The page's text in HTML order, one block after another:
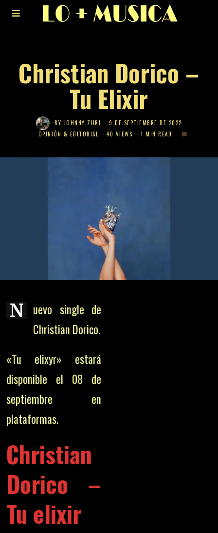
Christian Dorico –
Tu Elixir
BY JOHNNY ZURI
9 DE SEPTIEMBRE DE 2022
OPINIÓN & EDITORIAL
40 VIEWS 1 MIN READ
N
uevo single de
Christian Dorico.
«Tu elixyr» estará
disponible el 08 de
septiembre en
plataformas.
Christian
Dorico –
Tu elixir